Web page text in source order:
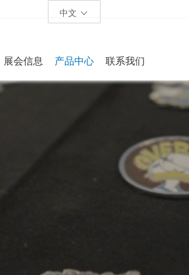
中文
展会信息 产品中心 联系我们